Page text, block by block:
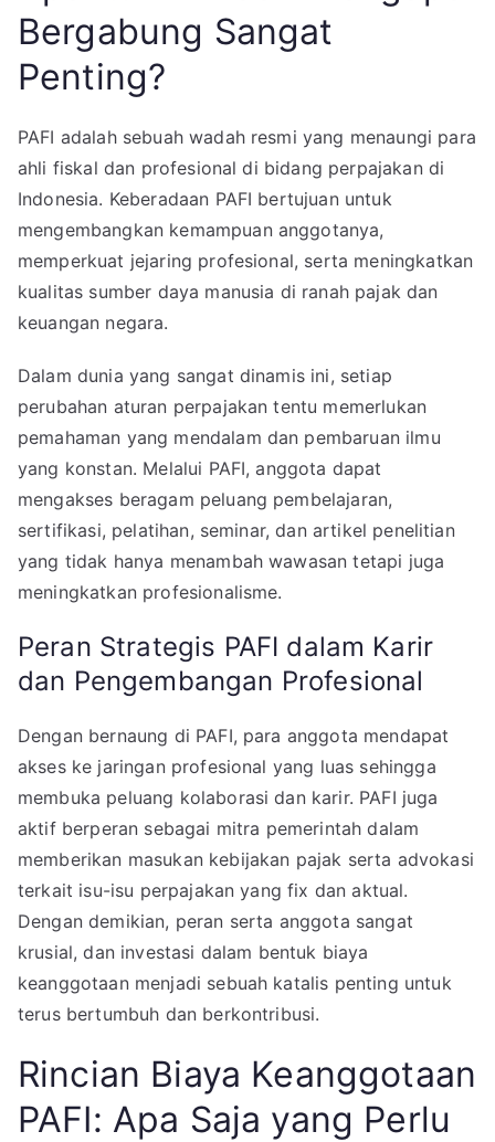
Bergabung Sangat
Penting?
PAFI adalah sebuah wadah resmi yang menaungi para
ahli fiskal dan profesional di bidang perpajakan di
Indonesia. Keberadaan PAFI bertujuan untuk
mengembangkan kemampuan anggotanya,
memperkuat jejaring profesional, serta meningkatkan
kualitas sumber daya manusia di ranah pajak dan
keuangan negara.
Dalam dunia yang sangat dinamis ini, setiap
perubahan aturan perpajakan tentu memerlukan
pemahaman yang mendalam dan pembaruan ilmu
yang konstan. Melalui PAFI, anggota dapat
mengakses beragam peluang pembelajaran,
sertifikasi, pelatihan, seminar, dan artikel penelitian
yang tidak hanya menambah wawasan tetapi juga
meningkatkan profesionalisme.
Peran Strategis PAFI dalam Karir
dan Pengembangan Profesional
Dengan bernaung di PAFI, para anggota mendapat
akses ke jaringan profesional yang luas sehingga
membuka peluang kolaborasi dan karir. PAFI juga
aktif berperan sebagai mitra pemerintah dalam
memberikan masukan kebijakan pajak serta advokasi
terkait isu-isu perpajakan yang fix dan aktual.
Dengan demikian, peran serta anggota sangat
krusial, dan investasi dalam bentuk biaya
keanggotaan menjadi sebuah katalis penting untuk
terus bertumbuh dan berkontribusi.
Rincian Biaya Keanggotaan
PAFI: Apa Saja yang Perlu